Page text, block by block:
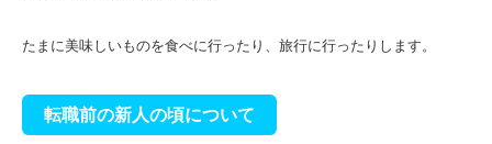
たまに美味しいものを食べに行ったり、旅行に行ったりします。
転職前の新人の頃について